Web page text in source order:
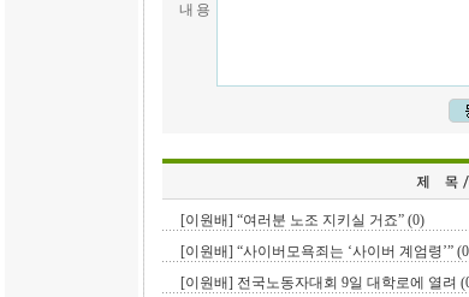
내 용
[이원배] “여러분 노조 지키실 거죠” (0)
[이원배] “사이버모욕죄는 ‘사이버 계엄령’”
[이원배] 전국노동자대회 9일 대학로에 열려